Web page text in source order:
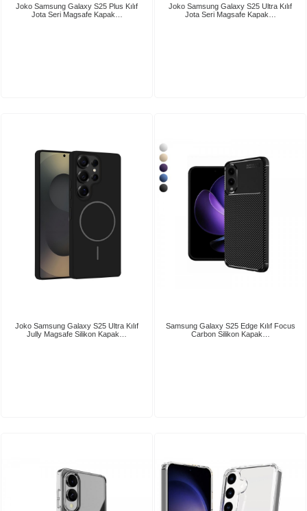
Joko Samsung Galaxy S25 Plus Kılıf
Jota Seri Magsafe Kapak…
Joko Samsung Galaxy S25 Ultra Kılıf
Jota Seri Magsafe Kapak…
Joko Samsung Galaxy S25 Ultra Kılıf
Jully Magsafe Silikon Kapak…
Samsung Galaxy S25 Edge Kılıf Focus
Carbon Silikon Kapak…